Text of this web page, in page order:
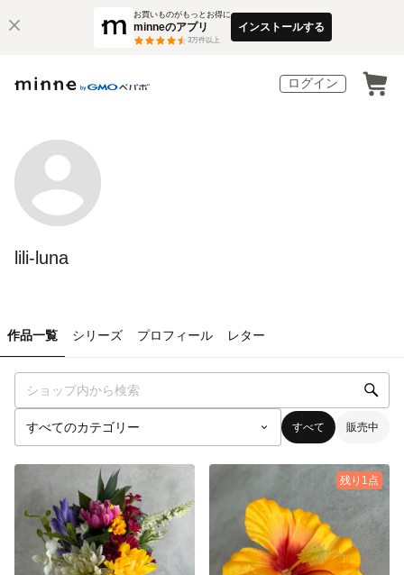
お買いものがもっとお得に
minneのアプリ
3万件以上
インストールする
ログイン
lili-luna
作品一覧 シリーズ プロフィール レター
すべて 販売中
残り1点